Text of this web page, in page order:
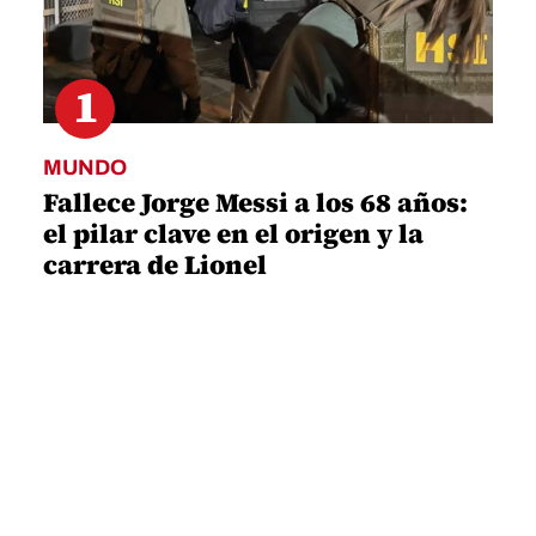
1
MUNDO
Fallece Jorge Messi a los 68 años:
el pilar clave en el origen y la
carrera de Lionel